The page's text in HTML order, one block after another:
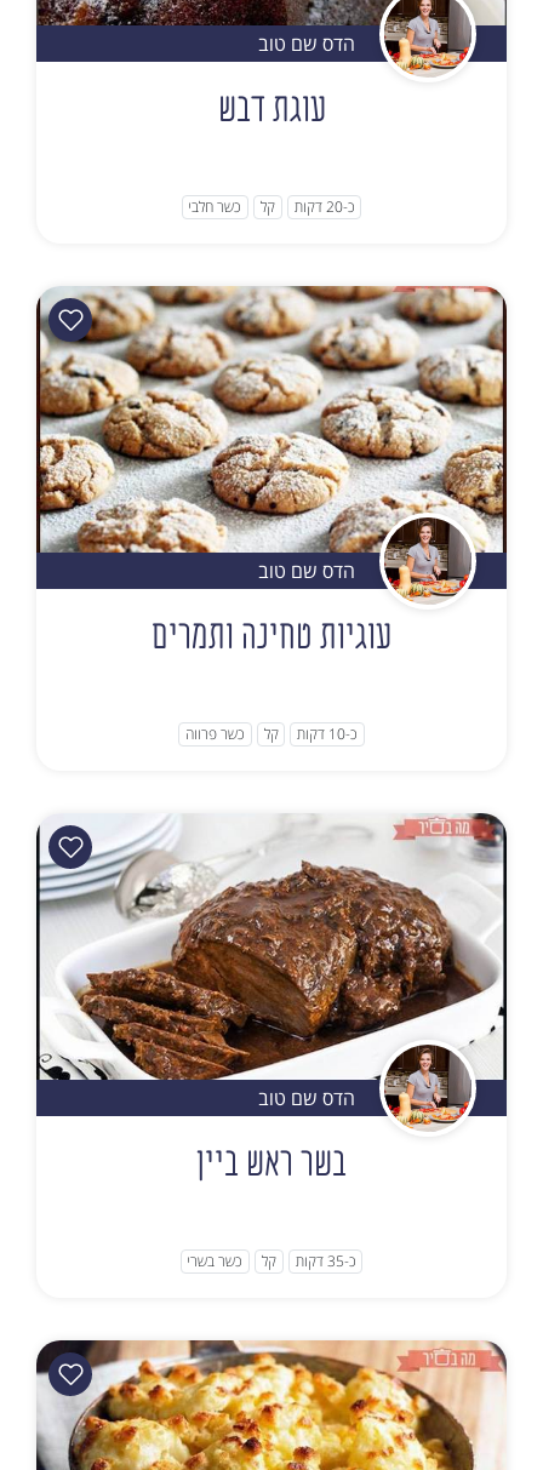
הדס שם טוב
עוגת דבש
כ-20 דקות קל כשר חלבי
הדס שם טוב
עוגיות טחינה ותמרים
כ-10 דקות קל כשר פרווה
הדס שם טוב
בשר ראש ביין
כ-35 דקות קל כשר בשרי